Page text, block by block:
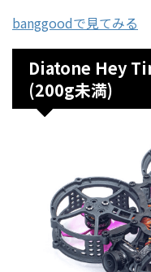
banggoodで見てみる
Diatone Hey
(200g未満)